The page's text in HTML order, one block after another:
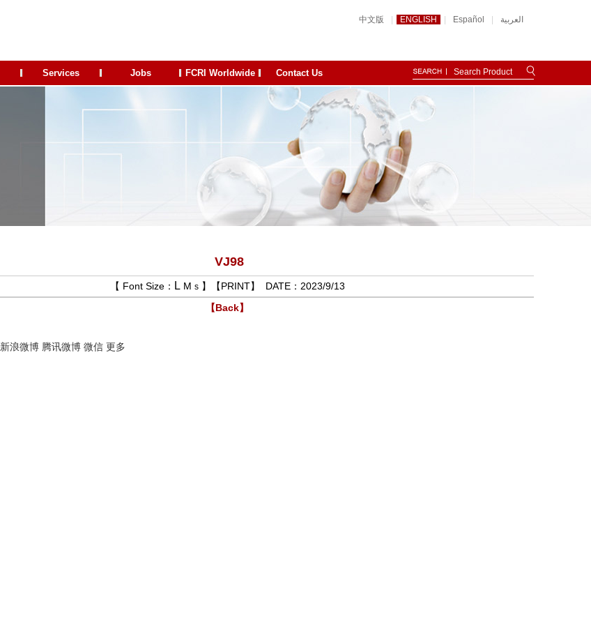
中文版 ENGLISH Español العربية
Services Jobs FCRI Worldwide Contact Us
VJ98
【 Font Size： L M s 】【PRINT】 DATE： 2023/9/13
【Back】
新浪微博 腾讯微博 微信 更多